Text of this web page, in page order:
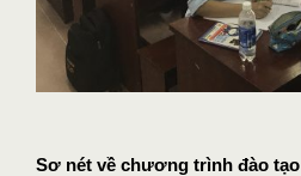
Sơ nét về chương trình đào tạo